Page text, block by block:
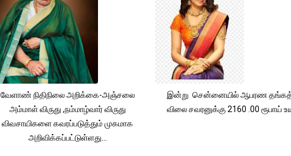
வேளாண் நிதிநிலை அறிக்கை-அஞ்சலை
அம்மாள் விருது ,நம்மாழ்வார் விருது
விவசாயிகளை கவரப்படுத்தும் முகமாக
அறிவிக்கப்பட்டுள்ளது...
இன்று சென்னையில் ஆபரண
விலை சவரனுக்கு 2160 .00 ரூபாய்